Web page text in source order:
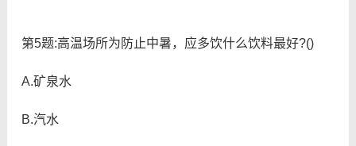
第5题:高温场所为防止中暑，应多饮什么饮料最好?()
A.矿泉水
B.汽水